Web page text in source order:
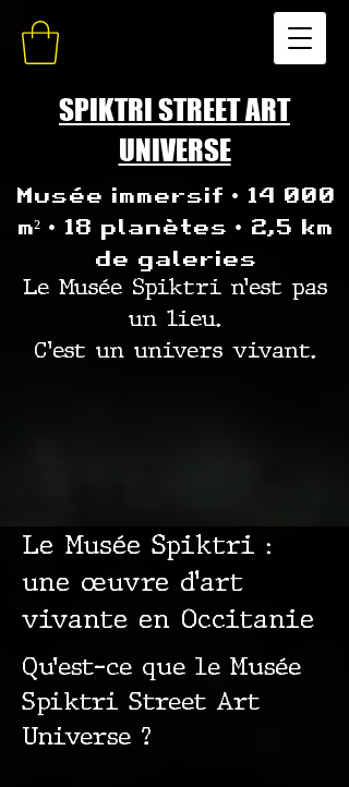
SPIKTRI STREET ART
UNIVERSE
Musée immersif • 14 000
m² • 18 planètes • 2,5 km
de galeries
Le Musée Spiktri n’est pas
un lieu.
C’est un univers vivant.
Le Musée Spiktri :
une œuvre d’art
vivante en Occitanie
Qu’est-ce que le Musée
Spiktri Street Art
Universe ?